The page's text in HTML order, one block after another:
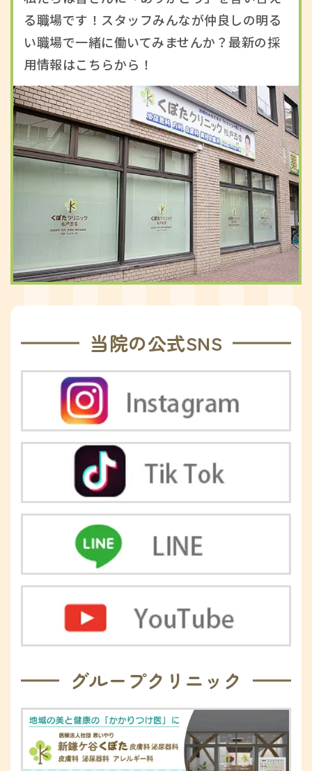
る職場です！スタッフみんなが仲良しの明る
い職場で一緒に働いてみませんか？最新の採
用情報はこちらから！
当院の公式SNS
グループクリニック